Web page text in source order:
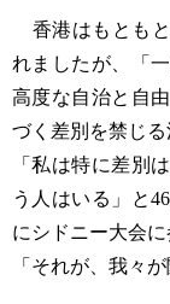
香港はもともと
れましたが、「
高度な自治と自
づく差別を禁じる
「私は特に差別
う人はいる」と
にシドニー大会に
「それが、我々